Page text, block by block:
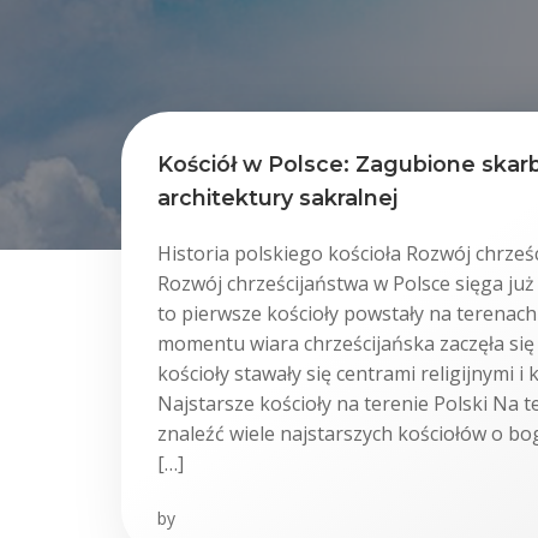
Kościół w Polsce: Zagubione
architektury sakralnej
Historia polskiego kościoła Rozwój
Rozwój chrześcijaństwa w Polsce sięga
to pierwsze kościoły powstały na
momentu wiara chrześcijańska zaczęła
kościoły stawały się centrami religijnymi i
Najstarsze kościoły na terenie Polski Na
znaleźć wiele najstarszych kościołów o
[…]
by